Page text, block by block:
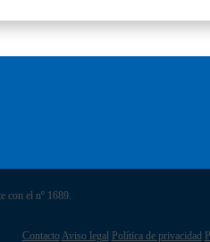
con el nº 1689.
Contacto Aviso legal Política de privacidad